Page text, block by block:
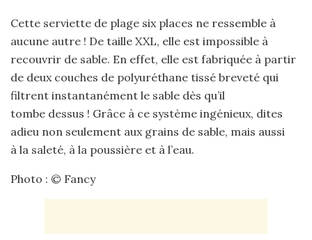
Cette serviette de plage six places ne ressemble à
aucune autre ! De taille XXL, elle est impossible à
recouvrir de sable. En effet, elle est fabriquée à partir
de deux couches de polyuréthane tissé breveté qui
filtrent instantanément le sable dès qu’il
tombe dessus ! Grâce à ce système ingénieux, dites
adieu non seulement aux grains de sable, mais aussi
à la saleté, à la poussière et à l’eau.
Photo : © Fancy